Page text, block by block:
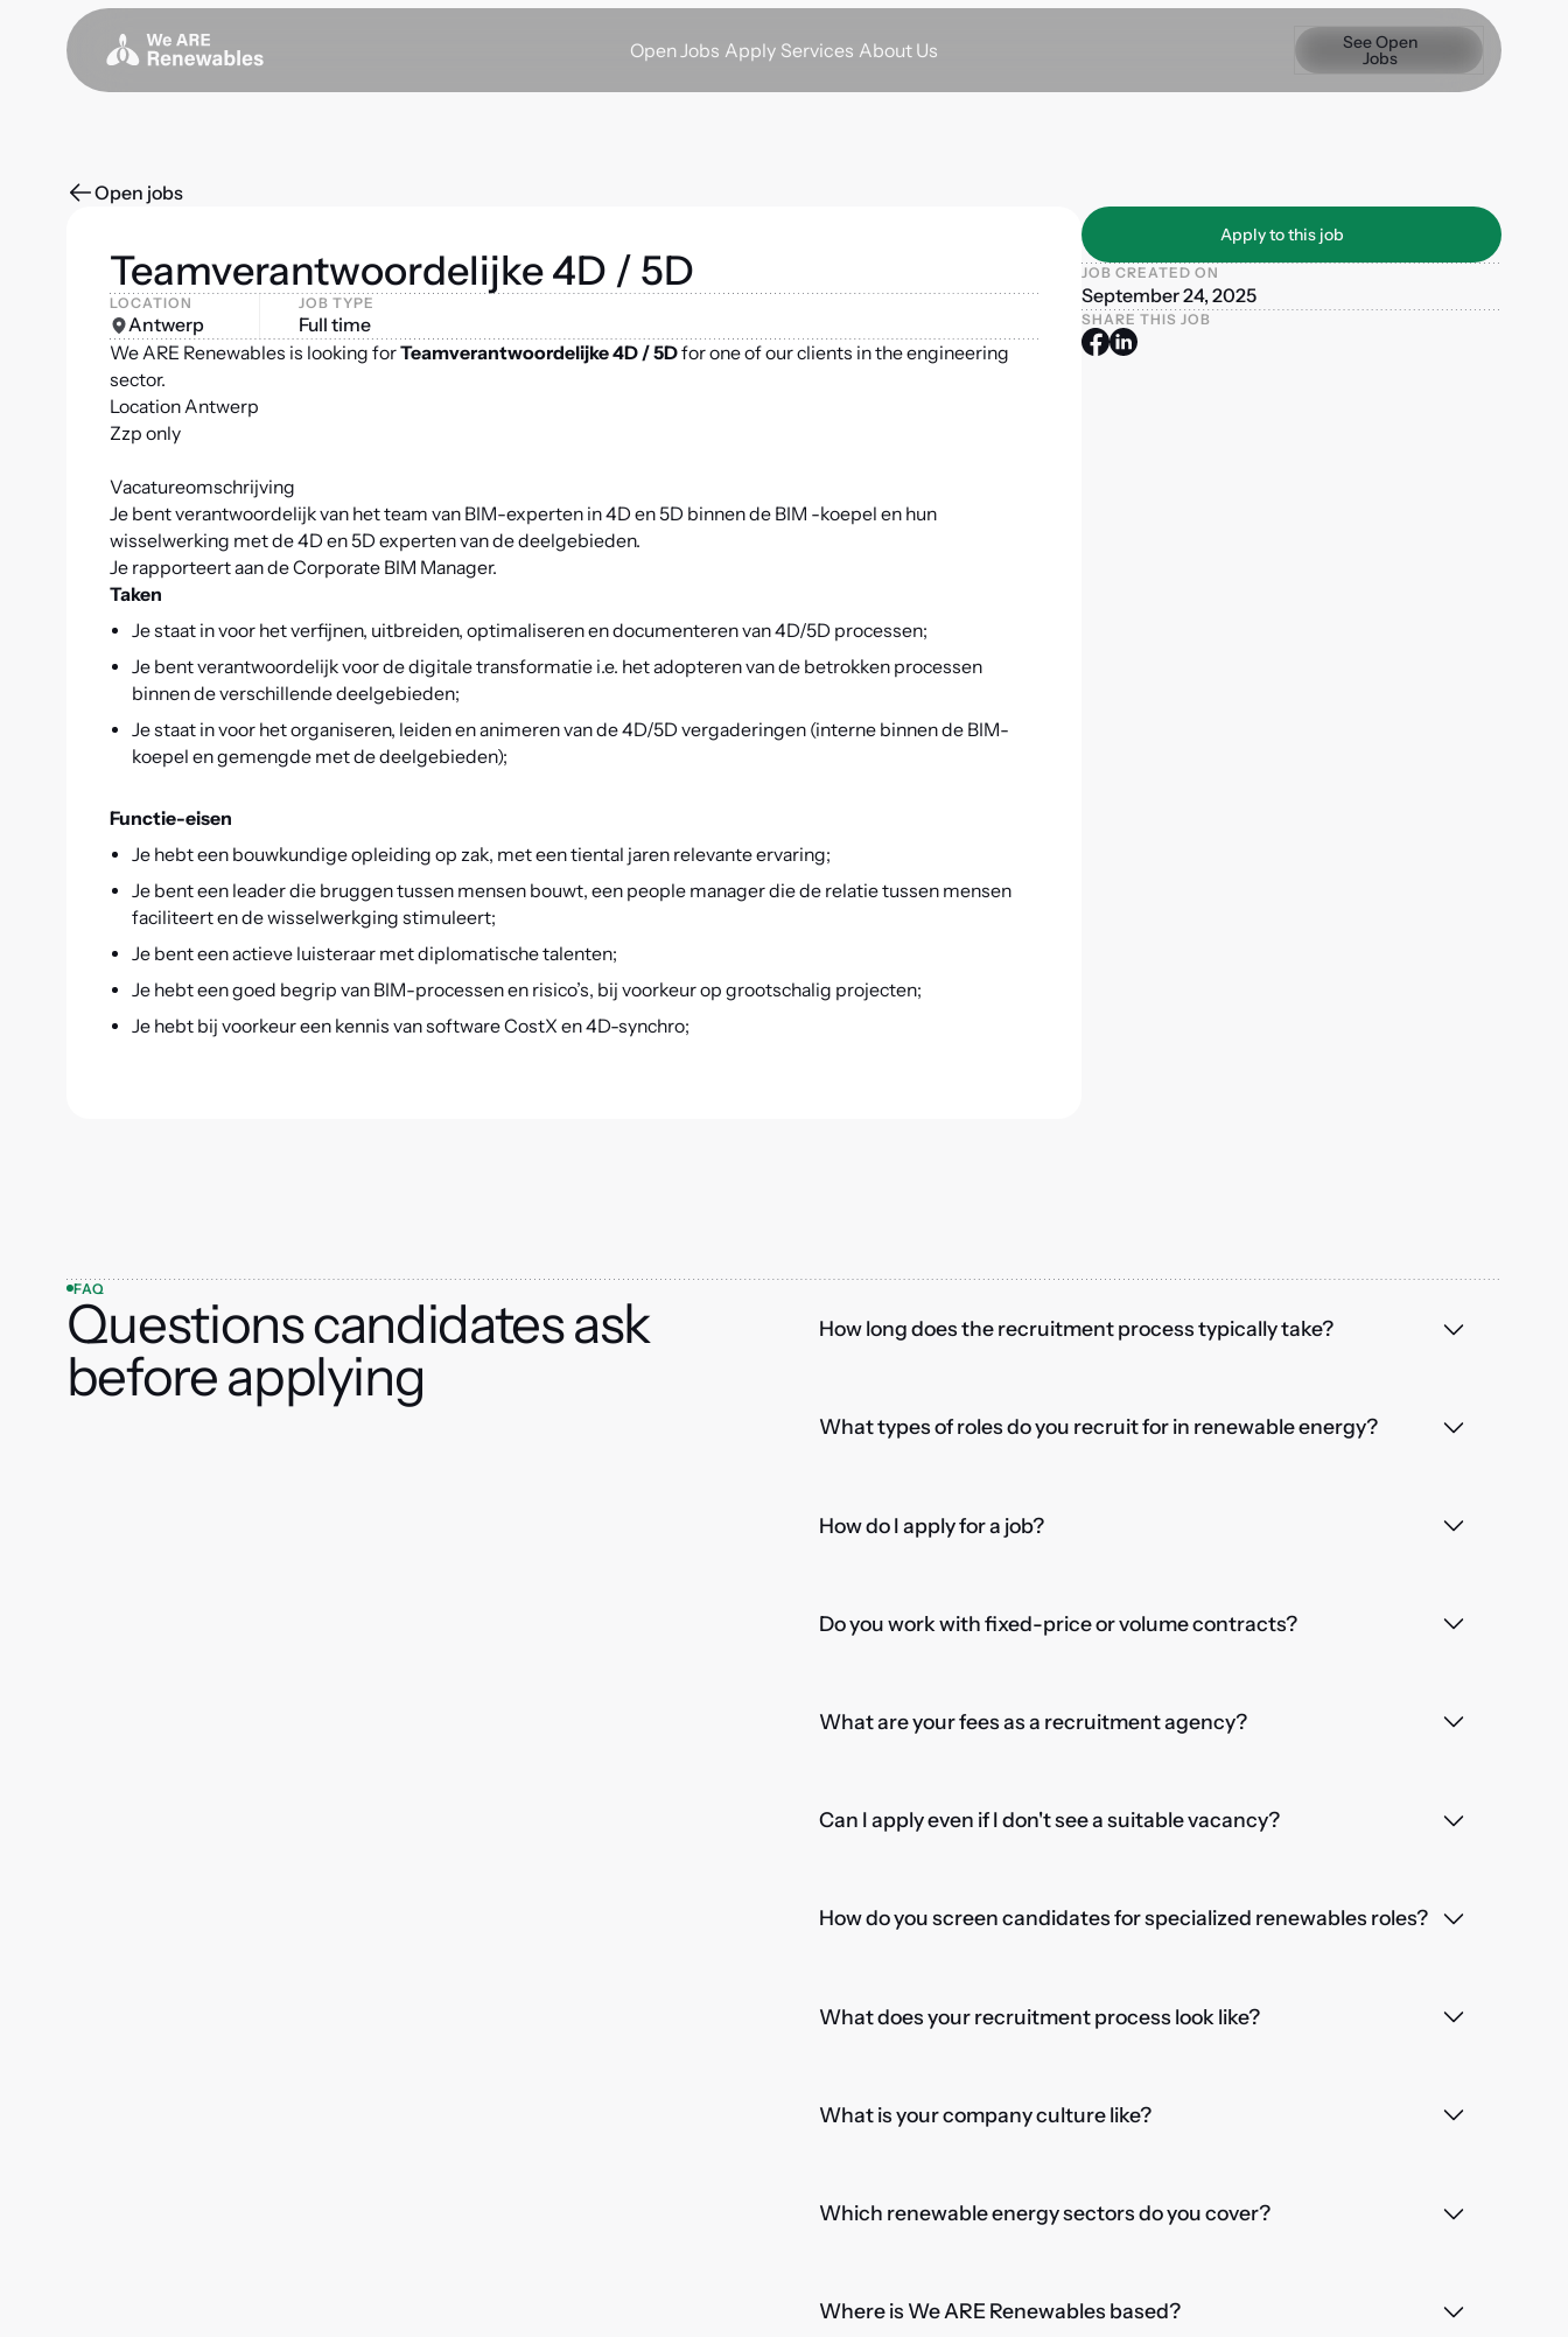
Open Jobs Apply Services About Us See Open Jobs
See Open
Jobs
Open jobs
Teamverantwoordelijke 4D / 5D
LOCATION
Antwerp
JOB TYPE
Full time
We ARE Renewables is looking forTeamverantwoordelijke 4D / 5Dfor one of our clients in the engineering
sector.
Location Antwerp
Zzp only
Vacatureomschrijving
Je bent verantwoordelijk van het team van BIM-experten in 4D en 5D binnen de BIM -koepel en hun
wisselwerking met de 4D en 5D experten van de deelgebieden.
Je rapporteert aan de Corporate BIM Manager.
Taken
Je staat in voor het verfijnen, uitbreiden, optimaliseren en documenteren van 4D/5D processen;
Je bent verantwoordelijk voor de digitale transformatie i.e. het adopteren van de betrokken processen
binnen de verschillende deelgebieden;
Je staat in voor het organiseren, leiden en animeren van de 4D/5D vergaderingen (interne binnen de BIM-
koepel en gemengde met de deelgebieden);
Functie-eisen
Je hebt een bouwkundige opleiding op zak, met een tiental jaren relevante ervaring;
Je bent een leader die bruggen tussen mensen bouwt, een people manager die de relatie tussen mensen
faciliteert en de wisselwerkging stimuleert;
Je bent een actieve luisteraar met diplomatische talenten;
Je hebt een goed begrip van BIM-processen en risico’s, bij voorkeur op grootschalig projecten;
Je hebt bij voorkeur een kennis van software CostX en 4D-synchro;
Apply to this job
Apply to this job
JOB CREATED ON
September 24, 2025
SHARE THIS JOB
FAQ
Questions candidates ask
before applying
How long does the recruitment process typically take?
What types of roles do you recruit for in renewable energy?
How do I apply for a job?
Do you work with fixed-price or volume contracts?
What are your fees as a recruitment agency?
Can I apply even if I don't see a suitable vacancy?
How do you screen candidates for specialized renewables roles?
What does your recruitment process look like?
What is your company culture like?
Which renewable energy sectors do you cover?
Where is We ARE Renewables based?